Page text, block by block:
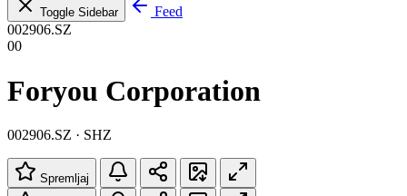
Toggle Sidebar
Feed
002906.SZ
00
Foryou Corporation
002906.SZ · SHZ
Spremljaj